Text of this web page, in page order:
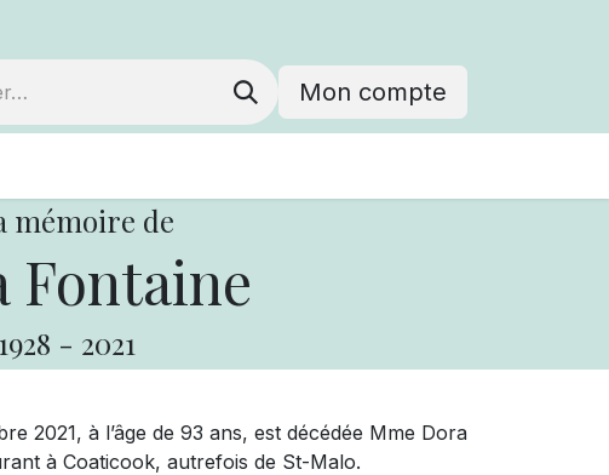
Mon compte
mémoire de
Fontaine
1928 - 2021
2021, à l’âge de 93 ans, est décédée Mme Dora
à Coaticook, autrefois de St-Malo.